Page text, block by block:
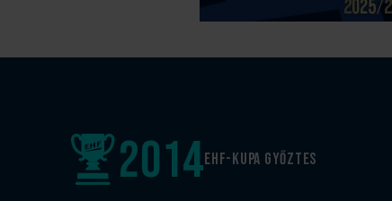
EHF-Kupa győztes
2014